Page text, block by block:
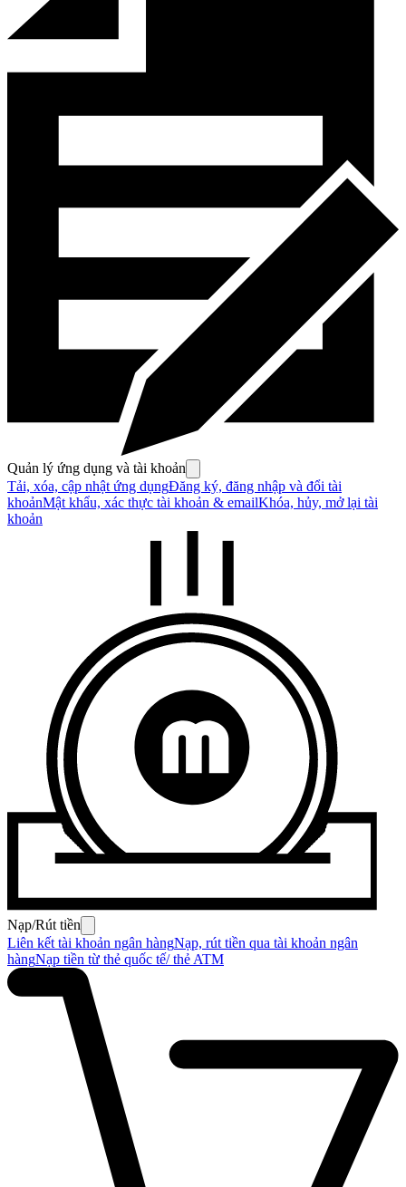
Quản lý ứng dụng và tài khoản
Tải, xóa, cập nhật ứng dụngĐăng ký, đăng nhập và đổi tài
khoảnMật khẩu, xác thực tài khoản & emailKhóa, hủy, mở lại tài
khoản
Nạp/Rút tiền
Liên kết tài khoản ngân hàngNạp, rút tiền qua tài khoản ngân
hàngNạp tiền từ thẻ quốc tế/ thẻ ATM